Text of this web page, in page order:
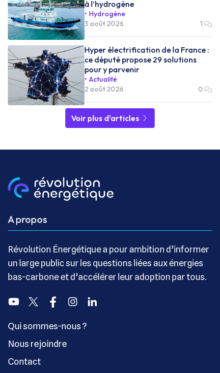
à l’hydrogène
Hydrogène
3 août 2026
1
Hyper électrification de la France :
ce député propose 29 solutions
pour y parvenir
Actualité
2 août 2026
0
Voir plus d'articles
A propos
Révolution Énergétique a pour ambition d’informer
un large public sur les questions liées aux énergies
bas-carbone et d’accélérer leur adoption par tous.
YoutubeTwitter FacebookInstagramLinkedin
Qui sommes-nous ?
Nous rejoindre
Contact